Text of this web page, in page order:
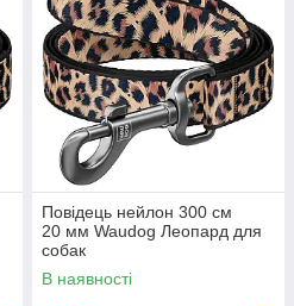
Повідець нейлон 300 cм
20 мм Waudog Леопард для
собак
В наявності